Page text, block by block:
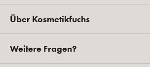
Über Kosmetikfuchs
Weitere Fragen?